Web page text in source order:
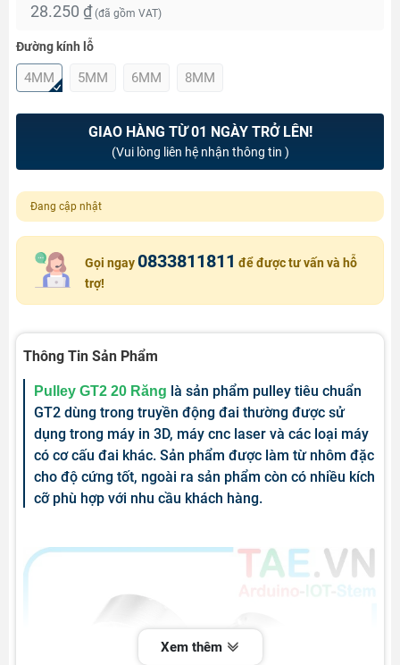
28.250 ₫ (đã gồm VAT)
Đường kính lỗ
4MM 5MM 6MM 8MM
GIAO HÀNG TỪ 01 NGÀY TRỞ LÊN!
(Vui lòng liên hệ nhận thông tin )
Đang cập nhật
Gọi ngay 0833811811 để được tư vấn và hỗ
trợ!
Thông Tin Sản Phẩm
Pulley GT2 20 Răng là sản phẩm pulley tiêu chuẩn
GT2 dùng trong truyền động đai thường được sử
dụng trong máy in 3D, máy cnc laser và các loại máy
có cơ cấu đai khác. Sản phẩm được làm từ nhôm đặc
cho độ cứng tốt, ngoài ra sản phẩm còn có nhiều kích
cỡ phù hợp với nhu cầu khách hàng.
Xem thêm